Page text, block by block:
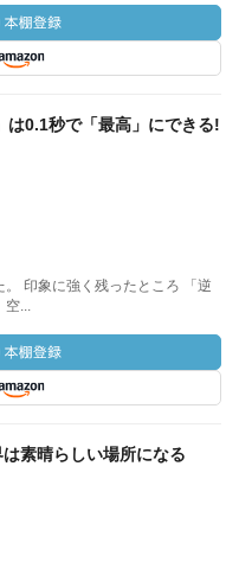
は0.1秒で「最高」にできる!
印象に強く残ったところ 「逆
空...
素晴らしい場所になる